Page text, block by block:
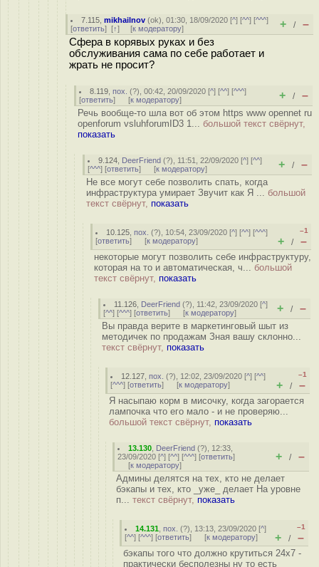
7.115 ,mikhailnov (ok), 01:30, 18/09/2020 [^] [^^] [^^^]
[ответить] [↑] [к модератору] + / –
Сфера в корявых руках и без
обслуживания сама по себе работает и
жрать не просит?
8.119 ,пох. (?), 00:42, 20/09/2020 [^] [^^] [^^^]
[ответить] [к модератору] + / –
Речь вообще-то шла вот об этом https www opennet ru
openforum vsluhforumID3 1... большой текст свёрнут,
показать
9.124 DeerFriend (?), 11:51, 22/09/2020 [^] [^^]
[^^^] [ответить] [к модератору] + / –
Не все могут себе позволить спать, когда
инфраструктура умирает Звучит как Я ... большой
текст свёрнут, показать
10.125 ,пох. (?), 10:54, 23/09/2020 [^] [^^] [^^^]
[ответить] [к модератору]
–1
+ / –
некоторые могут позволить себе инфраструктуру,
которая на то и автоматическая, ч... большой
текст свёрнут, показать
11.126 DeerFriend (?), 11:42, 23/09/2020 [^]
[^^] [^^^] [ответить] [к модератору] + / –
Вы правда верите в маркетинговый шыт из
методичек по продажам Зная вашу склонно...
текст свёрнут, показать
12.127 ,пох. (?), 12:02, 23/09/2020 [^] [^^]
[^^^] [ответить] [к модератору]
–1
+ / –
Я насыпаю корм в мисочку, когда загорается
лампочка что его мало - и не проверяю...
большой текст свёрнут, показать
13.130 DeerFriend (?), 12:33,
23/09/2020 [^] [^^] [^^^] [ответить]
[к модератору]
+ / –
Админы делятся на тех, кто не делает
бэкапы и тех, кто _уже_ делает На уровне
п... текст свёрнут, показать
14.131 ,пох. (?), 13:13, 23/09/2020 [^]
[^^] [^^^] [ответить] [к модератору]
–1
+ / –
бэкапы того что должно крутиться 24x7 -
практически бесполезны ну то есть